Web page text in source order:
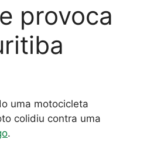
provoca
uma motocicleta
colidiu contra uma
.